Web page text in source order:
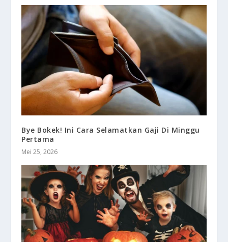
Bye Bokek! Ini Cara Selamatkan Gaji Di Minggu
Pertama
Mei 25, 2026